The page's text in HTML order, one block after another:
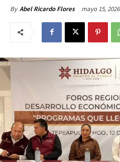
By Abel Ricardo Flores mayo 15, 2026